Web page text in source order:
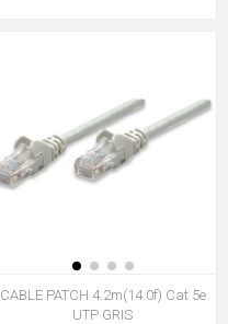
CABLE PATCH 4.2m(14.0f) Cat 5e
UTP GRIS